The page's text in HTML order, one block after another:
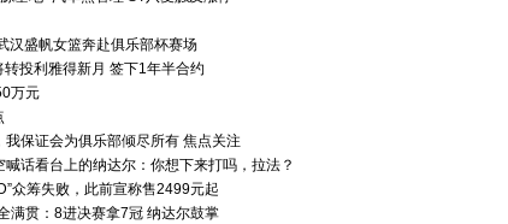
汉盛帆女篮奔赴俱乐部杯赛场
投利雅得新月 签下1年半合约
万元
保证会为俱乐部倾尽所有 焦点关注
话看台上的纳达尔：你想下来打吗，拉法？
众筹失败，此前宣称售2499元起
满贯：8进决赛拿7冠 纳达尔鼓掌